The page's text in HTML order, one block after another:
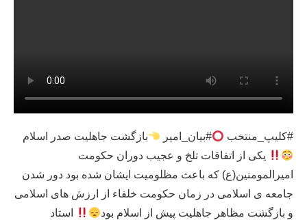
#کلیپ_منتخب #بیان_امیر
بازگشت جاهلیت صدر اسلام
یکی از اتفاقات تلخ و عجیب دوران حکومت
امیرالمومنین(ع) که باعث مظلومیت ایشان شده بود دور شدن
جامعه ی اسلامی در زمان حکومت خلفاء از ارزش های اسلامی
و بازگشت مظاهر جاهلیت پیش از اسلام بود
استاد